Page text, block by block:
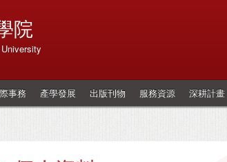
院
事務 產學發展 出版刊物 服務資源 深耕計畫